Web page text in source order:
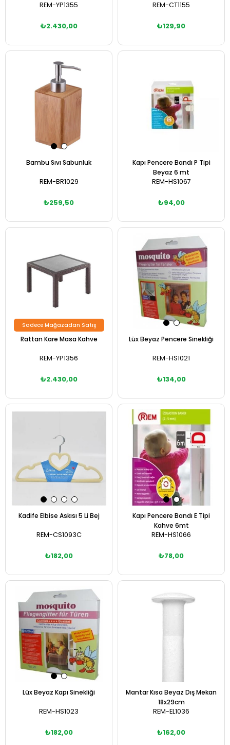
REM-YP1355
₺2.430,00
REM-CT1155
₺129,90
Bambu Sıvı Sabunluk
REM-BR1029
₺259,50
Kapı Pencere Bandı P Tipi
Beyaz 6 mt
REM-HS1067
₺94,00
Sepete Ekle
Rattan Kare Masa Kahve
REM-YP1356
₺2.430,00
Sadece Mağazadan Satış
Lüx Beyaz Pencere Sinekliği
REM-HS1021
₺134,00
Sepete Ekle
Kadife Elbise Askısı 5 Li Bej
REM-CS1093C
₺182,00
Sepete Ekle
Kapı Pencere Bandı E Tipi
Kahve 6mt
REM-HS1066
₺78,00
Lüx Beyaz Kapı Sinekliği
REM-HS1023
₺182,00
Mantar Kısa Beyaz Dış Mekan
18x29cm
REM-EL1036
₺162,00